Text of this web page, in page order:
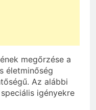
megőrzése a
életminőség
Az alábbi
igényekre